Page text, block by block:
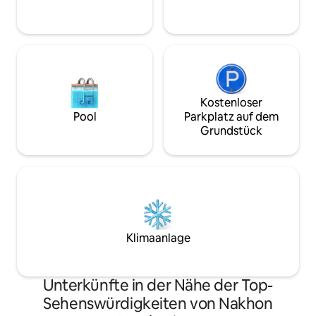
geschlossen
Pool
Kostenloser
Parkplatz auf dem
Grundstück
Klimaanlage
Unterkünfte in der Nähe der Top-
Sehenswürdigkeiten von Nakhon